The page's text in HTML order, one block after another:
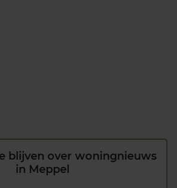
blijven over woningnieuws
in Meppel